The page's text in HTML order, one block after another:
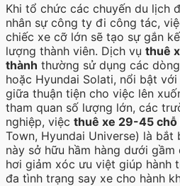
Khi tổ chức các chuyến du lịch
nhân sự công ty đi công tác,
chiếc xe cỡ lớn sẽ tạo sự gắn
lượng thành viên. Dịch vụ thuê
thành thường sử dụng các
hoặc Hyundai Solati, nổi bật
giữa thuận tiện cho việc lên
tham quan số lượng lớn, các
nghiệp, việc thuê xe 29-45 chỗ
Town, Hyundai Universe) là bắt
này sở hữu hầm hàng dưới
hơi giảm xóc ưu việt giúp hành
đa tình trạng say xe cho hành